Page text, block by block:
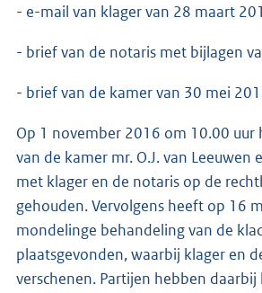
- e-mail van klager van 28 maart
- brief van de notaris met bijlagen
- brief van de kamer van 30 mei
Op 1 november 2016 om 10.00
van de kamer mr. O.J. van Leeuwen
met klager en de notaris op de
gehouden. Vervolgens heeft op 16
mondelinge behandeling van de
plaatsgevonden, waarbij klager en
verschenen. Partijen hebben